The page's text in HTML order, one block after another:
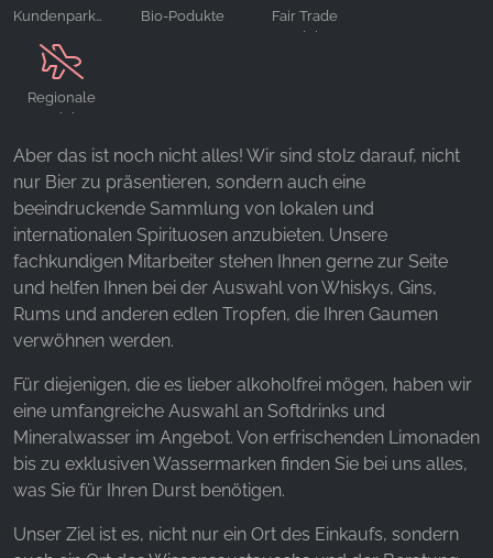
Kundenparkplätze Bio-Podukte
Fair Trade
Produkte
Regionale
Produkte
Aber das ist noch nicht alles! Wir sind stolz darauf, nicht
nur Bier zu präsentieren, sondern auch eine
beeindruckende Sammlung von lokalen und
internationalen Spirituosen anzubieten. Unsere
fachkundigen Mitarbeiter stehen Ihnen gerne zur Seite
und helfen Ihnen bei der Auswahl von Whiskys, Gins,
Rums und anderen edlen Tropfen, die Ihren Gaumen
verwöhnen werden.
Für diejenigen, die es lieber alkoholfrei mögen, haben wir
eine umfangreiche Auswahl an Softdrinks und
Mineralwasser im Angebot. Von erfrischenden Limonaden
bis zu exklusiven Wassermarken finden Sie bei uns alles,
was Sie für Ihren Durst benötigen.
Unser Ziel ist es, nicht nur ein Ort des Einkaufs, sondern
Erhebung von Statistiken zur Website-Nutzung
EXTERNE MEDIEN
Um Inhalte von Videoplattformen und Social Media
Plattformen anzeigen zu können, werden von
diesen externen Medien Cookies gesetzt.
YouTube